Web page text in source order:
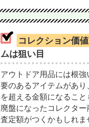
コレクション価値
ムは狙い目
アウトドア用品には根
要のあるアイテムがあ
を超える金額になること
廃盤になったコレクタ
査定額がつくかもしれま